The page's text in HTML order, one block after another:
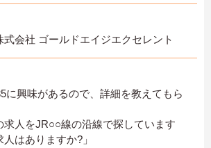
式会社 ゴールドエイジエクセレント
に興味があるので、詳細を教えてもら
求人をJR○○線の沿線で探しています
はありますか?」